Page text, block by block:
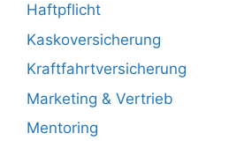
Haftpflicht
Kaskoversicherung
Kraftfahrtversicherung
Marketing & Vertrieb
Mentoring